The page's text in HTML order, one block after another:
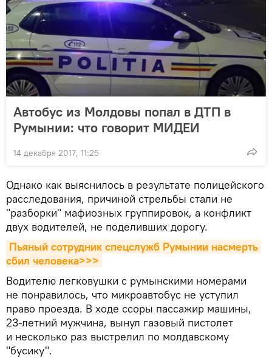
Автобус из Молдовы попал в ДТП в
Румынии: что говорит МИДЕИ
14 декабря 2017, 11:25
Однако как выяснилось в результате полицейского
расследования, причиной стрельбы стали не
"разборки" мафиозных группировок, а конфликт
двух водителей, не поделивших дорогу.
Пьяный сотрудник спецслужб Румынии насмерть
сбил человека>>>
Водителю легковушки с румынскими номерами
не понравилось, что микроавтобус не уступил
право проезда. В ходе ссоры пассажир машины,
23-летний мужчина, вынул газовый пистолет
и несколько раз выстрелил по молдавскому
"бусику".